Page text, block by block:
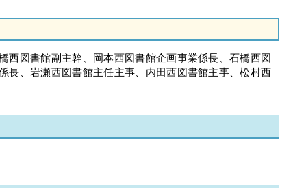
西図書館副主幹、岡本西図書館企画事業係長、石橋西図
長、岩瀬西図書館主任主事、内田西図書館主事、松村西